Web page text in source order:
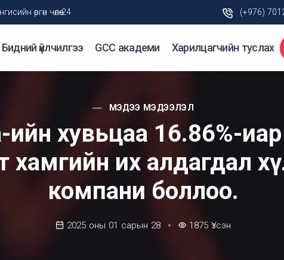
өргөн чөлөө-24 (+976)
Бидний үйлчилгээ GCC академи Харилцагчийн туслах
МЭДЭЭ МЭДЭЭЛЭЛ
ийн хувьцаа 16.86%-
хамгийн их алдагдал
компани боллоо.
2025 оны 01 сарын 28 1875 Үзсэн